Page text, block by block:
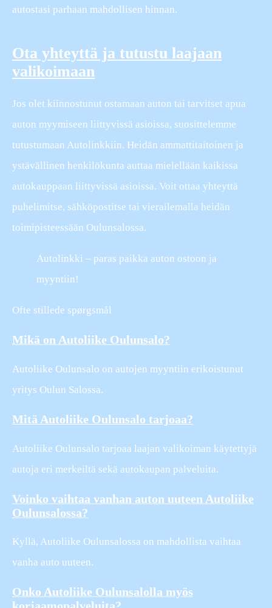
autostasi parhaan mahdollisen hinnan.
Ota yhteyttä ja tutustu laajaan
valikoimaan
Jos olet kiinnostunut ostamaan auton tai tarvitset apua
auton myymiseen liittyvissä asioissa, suosittelemme
tutustumaan Autolinkkiin. Heidän ammattitaitoinen ja
ystävällinen henkilökunta auttaa mielellään kaikissa
autokauppaan liittyvissä asioissa. Voit ottaa yhteyttä
puhelimitse, sähköpostitse tai vierailemalla heidän
toimipisteessään Oulunsalossa.
Autolinkki – paras paikka auton ostoon ja
myyntiin!
Ofte stillede spørgsmål
Mikä on Autoliike Oulunsalo?
Autoliike Oulunsalo on autojen myyntiin erikoistunut
yritys Oulun Salossa.
Mitä Autoliike Oulunsalo tarjoaa?
Autoliike Oulunsalo tarjoaa laajan valikoiman käytettyjä
autoja eri merkeiltä sekä autokaupan palveluita.
Voinko vaihtaa vanhan auton uuteen Autoliike
Oulunsalossa?
Kyllä, Autoliike Oulunsalossa on mahdollista vaihtaa
vanha auto uuteen.
Onko Autoliike Oulunsalolla myös